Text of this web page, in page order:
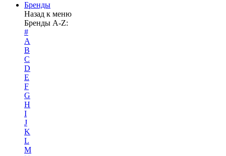
Бренды
Назад к меню
Бренды A-Z:
#
A
B
C
D
E
F
G
H
I
J
K
L
M